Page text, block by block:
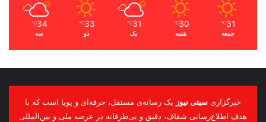
31
℃
جمعه
30
℃
شنبه
31
℃
یک
33
℃
دو
34
℃
سه
خبرگزاری سیتی نیوز یک رسانه‌ی مستقل، حرفه‌ای و پویا است که با
هدف اطلاع‌رسانی شفاف، دقیق و بی‌طرفانه در عرصه ملی و بین‌المللی